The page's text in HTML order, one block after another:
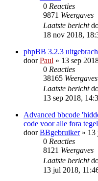
0 Reacties
9871 Weergaves
Laatste bericht
18 nov 2018,
phpBB 3.2.3
doorPaul » 13 sep
0 Reacties
38165 Weergaves
Laatste bericht
13 sep 2018,
Advanced bbcode
code voor alle fora
doorBBgebruiker» 13
0 Reacties
8121 Weergaves
Laatste bericht
13 jul 2018,